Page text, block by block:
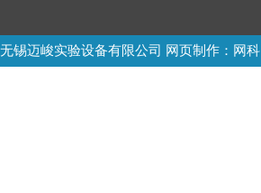
无锡迈峻实验设备有限公司 网页制作 ：网科